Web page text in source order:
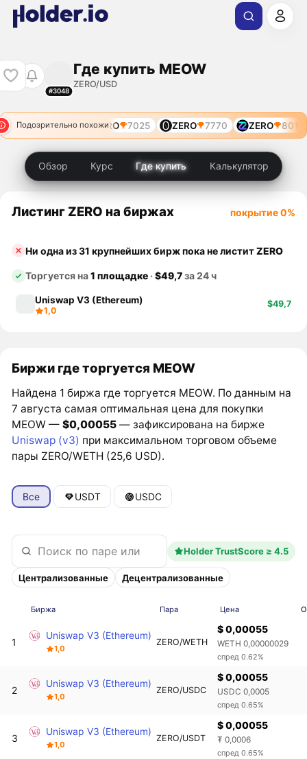
#3048
Где купить MEOW
ZERO/USD
Подозрительно похожи
MEOW 6234 ZERO 7025 ZERO 7770 ZERO 8011
Обзор Курс Где купить Калькулятор
Листинг ZERO на биржах покрытие 0%
Ни одна из 31 крупнейших бирж пока не листитZERO
Торгуется на1 площадке ·$49,7за 24 ч
Uniswap V3 (Ethereum)
1,0
$49,7
Биржи где торгуется MEOW
Найдена 1 биржа где торгуется MEOW. По данным на
7 августа самая оптимальная цена для покупки
MEOW —$0,00055 — зафиксирована на бирже
Uniswap (v3) при максимальном торговом объеме
пары ZERO/WETH (25,6 USD).
Все USDT USDC
Holder TrustScore ≥ 4.5
Централизованные Децентрализованные
Биржа Пара Цена
1
Uniswap V3 (Ethereum)
1,0
ZERO/WETH
$ 0,00055
WETH 0,00000029
спред 0.62%
2
Uniswap V3 (Ethereum)
1,0
ZERO/USDC
$ 0,00055
USDC 0,0005
спред 0.65%
3
Uniswap V3 (Ethereum)
1,0
ZERO/USDT
$ 0,00055
₮ 0,0006
спред 0.65%